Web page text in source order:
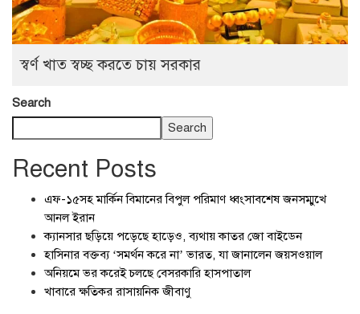
স্বর্ণ খাত স্বচ্ছ করতে চায় সরকার
Search
Search
Recent Posts
এফ-১৫সহ মার্কিন বিমানের বিপুল পরিমাণ ধ্বংসাবশেষ জনসম্মুখে
আনল ইরান
ক্যানসার ছড়িয়ে পড়েছে হাড়েও, ব্যথায় কাতর জো বাইডেন
হাসিনার বক্তব্য ‘সমর্থন করে না’ ভারত, যা জানালেন জয়সওয়াল
অনিয়মে ভর করেই চলছে বেসরকারি হাসপাতাল
খাবারে ক্ষতিকর রাসায়নিক জীবাণু